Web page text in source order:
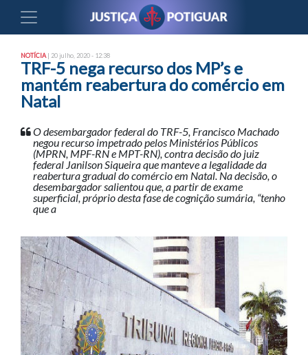
NOTÍCIA | 20 julho, 2020 - 12:38
TRF-5 nega recurso dos MP’s e
mantém reabertura do comércio em
Natal
O desembargador federal do TRF-5, Francisco Machado
negou recurso impetrado pelos Ministérios Públicos
(MPRN, MPF-RN e MPT-RN), contra decisão do juiz
federal Janilson Siqueira que manteve a legalidade da
reabertura gradual do comércio em Natal. Na decisão, o
desembargador salientou que, a partir de exame
superficial, próprio desta fase de cognição sumária, “tenho
que a